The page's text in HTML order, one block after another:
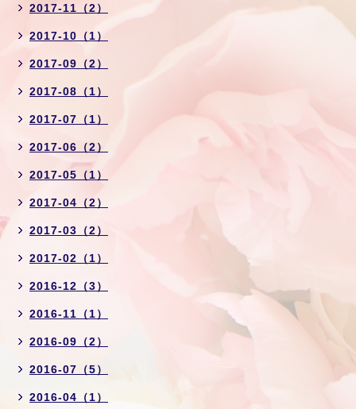
2017-11（2）
2017-10（1）
2017-09（2）
2017-08（1）
2017-07（1）
2017-06（2）
2017-05（1）
2017-04（2）
2017-03（2）
2017-02（1）
2016-12（3）
2016-11（1）
2016-09（2）
2016-07（5）
2016-04（1）